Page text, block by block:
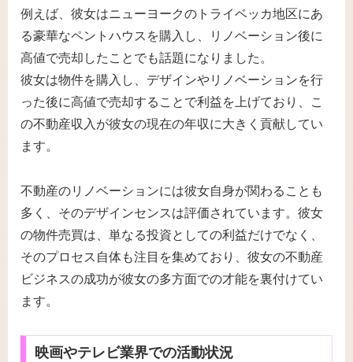
例えば、彼女はニューヨークのトライベッカ地区にあ
る豪華なペントハウスを購入し、リノベーション後に
高値で売却したことでも話題になりました。
彼女は物件を購入し、デザインやリノベーションを行
った後に高値で売却することで利益を上げており、こ
の不動産収入が彼女の現在の年収に大きく貢献してい
ます。
不動産のリノベーションには彼女自身が関わることも
多く、そのデザインセンスは評価されています。彼女
の物件売買は、単なる投資としての利益だけでなく、
そのプロセス自体も注目を集めており、彼女の不動産
ビジネスの成功が彼女の多方面での才能を裏付けてい
ます。
映画やテレビ業界での活動状況